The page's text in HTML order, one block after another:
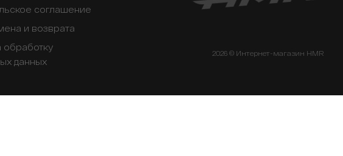
соглашение
и возврата
обработку
данных
2026 © Интернет-магазин HMR